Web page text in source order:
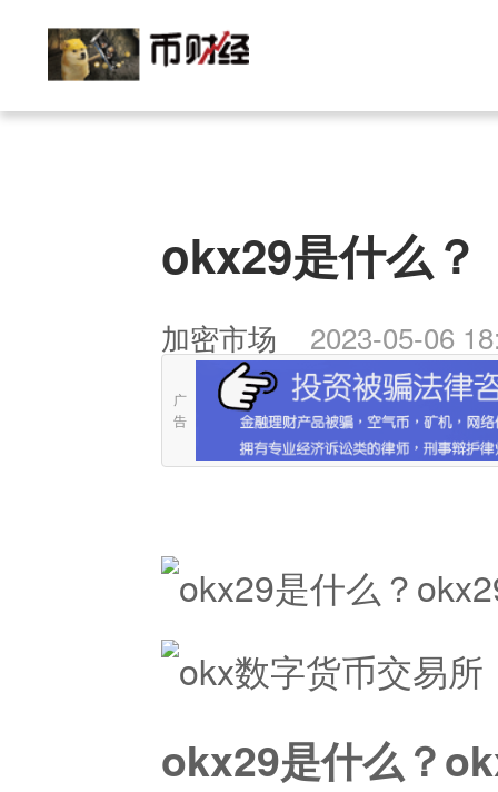
okx29是什么？
加密市场 2023-05-06
广
告
okx29是什么？